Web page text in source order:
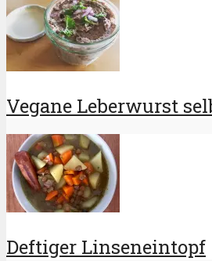
Vegane Leberwurst
Deftiger Linseneintopf